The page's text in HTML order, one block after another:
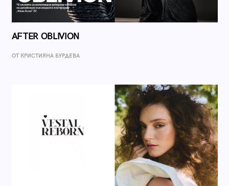
AFTER OBLIVION
ОТ КРИСТИЯНА БУРДЕВА